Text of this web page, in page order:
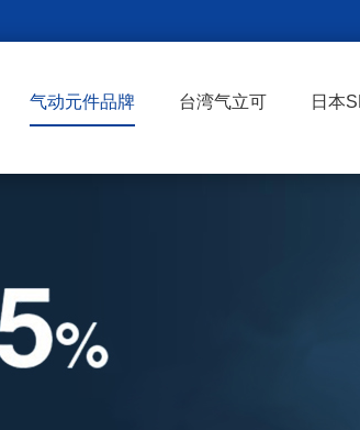
气动元件品牌 台湾气立可 日本